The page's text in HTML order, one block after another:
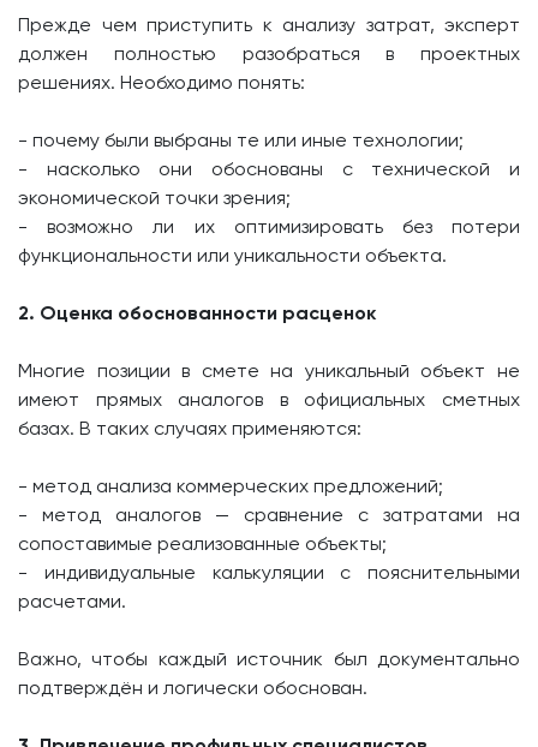
Прежде чем приступить к анализу затрат, эксперт
должен полностью разобраться в проектных
решениях. Необходимо понять:
- почему были выбраны те или иные технологии;
- насколько они обоснованы с технической и
экономической точки зрения;
- возможно ли их оптимизировать без потери
функциональности или уникальности объекта.
2. Оценка обоснованности расценок
Многие позиции в смете на уникальный объект не
имеют прямых аналогов в официальных сметных
базах. В таких случаях применяются:
- метод анализа коммерческих предложений;
- метод аналогов — сравнение с затратами на
сопоставимые реализованные объекты;
- индивидуальные калькуляции с пояснительными
расчетами.
Важно, чтобы каждый источник был документально
подтверждён и логически обоснован.